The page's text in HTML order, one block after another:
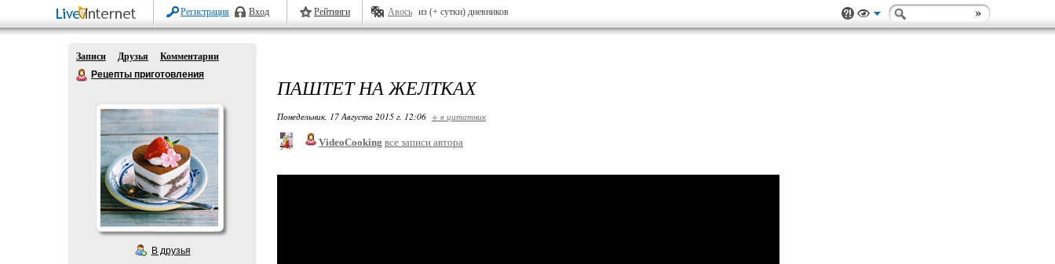
Регистрация Вход Рейтинги Авось из (+ сутки) дневников
Записи Друзья
Комментарии
Рецепты приготовления
В друзья
ПАШТЕТ НА ЖЕЛТКАХ
Понедельник, 17 Августа 2015 г. 12:06 + в цитатник
VideoCooking все записи автора